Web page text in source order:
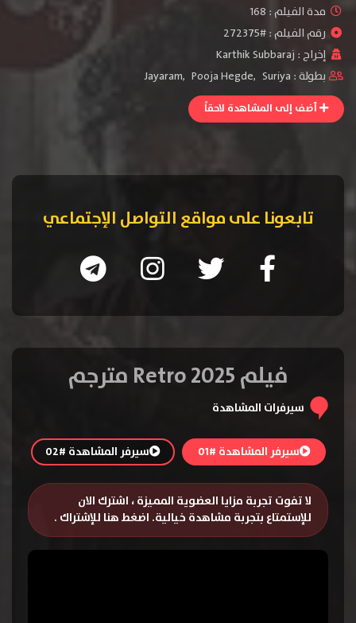
مدة الفيلم : 168
رقم الفيلم : #272375
إخراج : Karthik Subbaraj
بطولة :
Jayaram, Pooja Hegde, Suriya
أضف إلى المشاهدة لاحقاً
تابعونا على مواقع التواصل الإجتماعي
فيلم Retro 2025 مترجم
سيرفرات المشاهدة
سيرفر المشاهدة #01 سيرفر المشاهدة #02
لا تفوت تجربة مزايا العضوية المميزة ، اشترك الان
للإستمتاع بتجربة مشاهدة خيالية. اضغط هنا للإشتراك .